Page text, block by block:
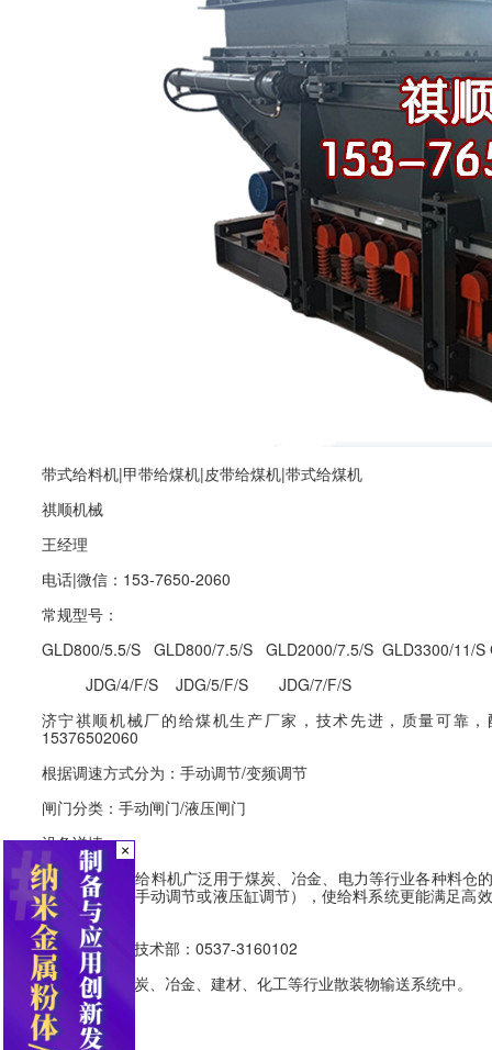
带式给料机|甲带给煤机|皮带给煤机|带式给煤机
祺顺机械
王经理
电话|微信：153-7650-2060
常规型号：
GLD800/5.5/S GLD800/7.5/S GLD2000/7.5/S GLD3300/11/S
JDG/4/F/S JDG/5/F/S JDG/7/F/S
济宁祺顺机械厂的给煤机生产厂家，技术先进，质量可靠
15376502060
根据调速方式分为：手动调节/变频调节
闸门分类：手动闸门/液压闸门
设备详情：
GLD系列带式给料机广泛用于煤炭、冶金、电力等行业各种料仓
可进行调节（手动调节或液压缸调节），使给料系统更能满足高
换代产品。
相关技术咨询技术部：0537-3160102
用途：用于煤炭、冶金、建材、化工等行业散装物输送系统中。
×